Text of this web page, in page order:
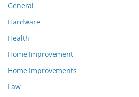
General
Hardware
Health
Home Improvement
Home Improvements
Law